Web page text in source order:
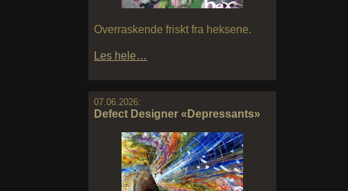
Overraskende friskt fra heksene.
Les hele…
07.06.2026:
Defect Designer «Depressants»